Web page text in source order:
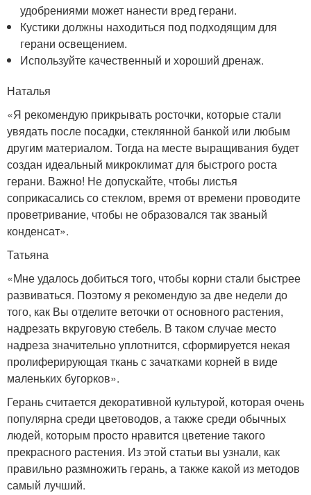
удобрениями может нанести вред герани.
Кустики должны находиться под подходящим для
герани освещением.
Используйте качественный и хороший дренаж.
Наталья
«Я рекомендую прикрывать росточки, которые стали
увядать после посадки, стеклянной банкой или любым
другим материалом. Тогда на месте выращивания будет
создан идеальный микроклимат для быстрого роста
герани. Важно! Не допускайте, чтобы листья
соприкасались со стеклом, время от времени проводите
проветривание, чтобы не образовался так званый
конденсат».
Татьяна
«Мне удалось добиться того, чтобы корни стали быстрее
развиваться. Поэтому я рекомендую за две недели до
того, как Вы отделите веточки от основного растения,
надрезать вкруговую стебель. В таком случае место
надреза значительно уплотнится, сформируется некая
пролиферирующая ткань с зачатками корней в виде
маленьких бугорков».
Герань считается декоративной культурой, которая очень
популярна среди цветоводов, а также среди обычных
людей, которым просто нравится цветение такого
прекрасного растения. Из этой статьи вы узнали, как
правильно размножить герань, а также какой из методов
самый лучший.